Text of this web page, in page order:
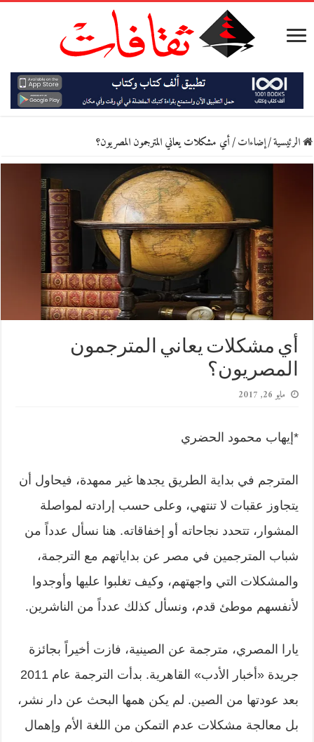
الرئيسية/إضاءات/أي مشكلات يعاني المترجمون المصريون؟
أي مشكلات يعاني المترجمون
المصريون؟
مايو 26, 2017
*إيهاب محمود الحضري
المترجم في بداية الطريق يجدها غير ممهدة، فيحاول أن
يتجاوز عقبات لا تنتهي، وعلى حسب إرادته لمواصلة
المشوار، تتحدد نجاحاته أو إخفاقاته. هنا نسأل عدداً من
شباب المترجمين في مصر عن بداياتهم مع الترجمة،
والمشكلات التي واجهتهم، وكيف تغلبوا عليها وأوجدوا
لأنفسهم موطئ قدم، ونسأل كذلك عدداً من الناشرين.
يارا المصري، مترجمة عن الصينية، فازت أخيراً بجائزة
جريدة «أخبار الأدب» القاهرية. بدأت الترجمة عام 2011
بعد عودتها من الصين. لم يكن همها البحث عن دار نشر،
بل معالجة مشكلات عدم التمكن من اللغة الأم وإهمال